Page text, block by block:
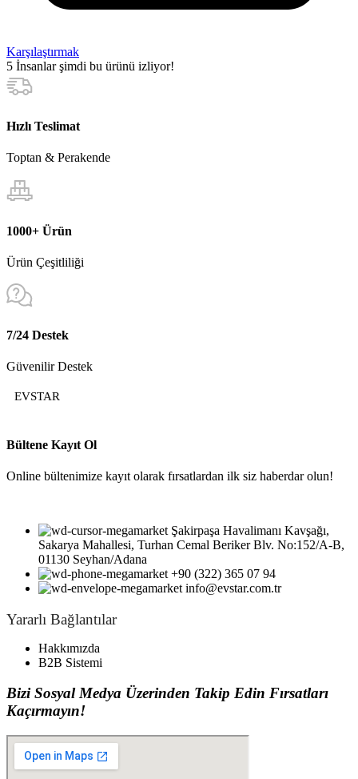
Karşılaştırmak
5 İnsanlar şimdi bu ürünü izliyor!
Hızlı Teslimat
Toptan & Perakende
1000+ Ürün
Ürün Çeşitliliği
7/24 Destek
Güvenilir Destek
EVSTAR
Bültene Kayıt Ol
Online bültenimize kayıt olarak fırsatlardan ilk siz haberdar olun!
Şakirpaşa Havalimanı Kavşağı,
Sakarya Mahallesi, Turhan Cemal Beriker Blv. No:152/A-B,
01130 Seyhan/Adana
+90 (322) 365 07 94
info@evstar.com.tr
Yararlı Bağlantılar
Hakkımızda
B2B Sistemi
Bizi Sosyal Medya Üzerinden Takip Edin Fırsatları
Kaçırmayın!